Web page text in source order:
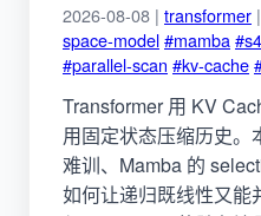
2026-08-08 | transformer |
space-model#mamba#s4
#parallel-scan #kv-cache
Transformer 用 KV
用固定状态压缩历史。
难训、Mamba 的
如何让递归既线性又能